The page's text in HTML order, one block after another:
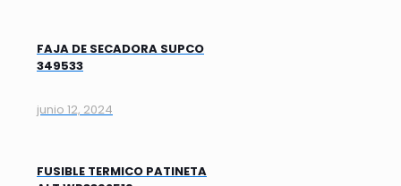
FAJA DE SECADORA SUPCO
349533
junio 12, 2024
FUSIBLE TERMICO PATINETA